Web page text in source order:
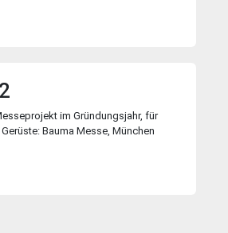
im Grün­dungs­jahr, für
Bauma Messe, Mün­chen